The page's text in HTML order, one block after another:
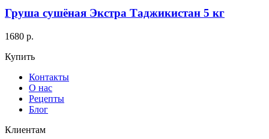
Груша сушёная Экстра Таджикистан 5 кг
1680 р.
Купить
Контакты
О нас
Рецепты
Блог
Клиентам